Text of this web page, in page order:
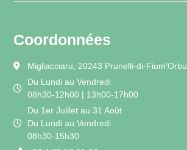
Coordonnées
Migliacciaru, 20243 Prunelli-di-Fium'Orbu
Du Lundi au Vendredi
08h30-12h00 | 13h00-17h00
Du 1er Juillet au 31 Août
Du Lundi au Vendredi
08h30-15h30